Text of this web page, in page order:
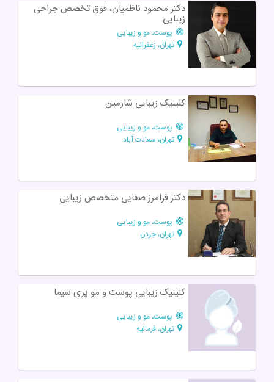
دکتر محمود ناظمیان، فوق تخصص جراحی
زیبایی
پوست، مو و زیبایی
تهران، زعفرانیه
کلینیک زیبایی شارمین
پوست، مو و زیبایی
تهران، سعادت آباد
دکتر فرامرز صفایی متخصص زیبایی
پوست، مو و زیبایی
تهران، جردن
کلینیک زیبایی پوست و مو پری سیما
پوست، مو و زیبایی
تهران، فرمانیه